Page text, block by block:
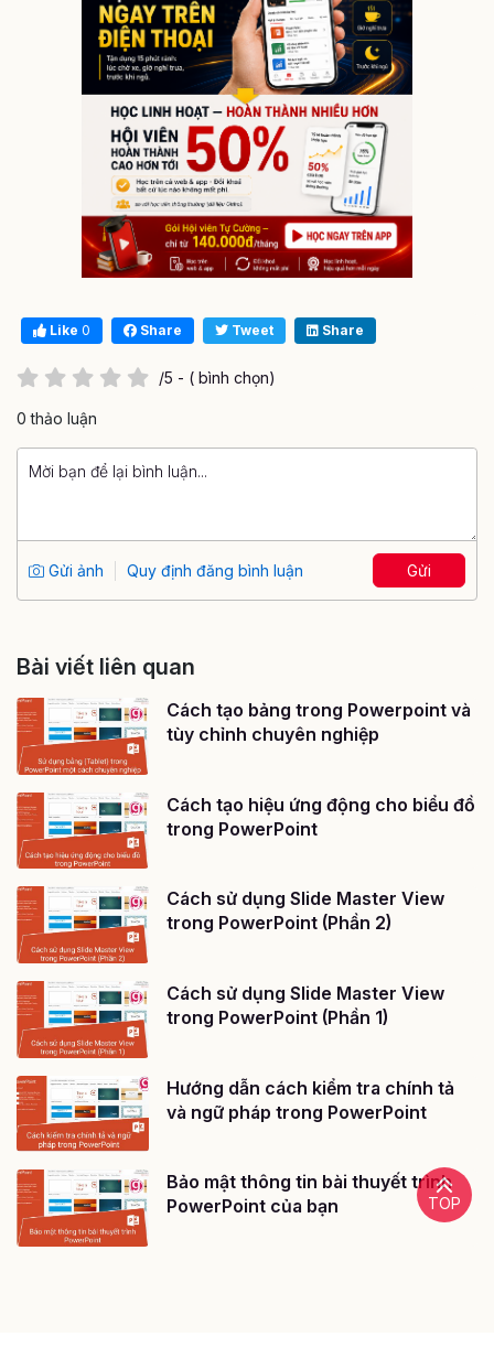
Like 0 Share Tweet Share
/5 - ( bình chọn)
0 thảo luận
Gửi ảnh Quy định đăng bình luận Gửi
Bài viết liên quan
Cách tạo bảng trong Powerpoint và
tùy chỉnh chuyên nghiệp
Cách tạo hiệu ứng động cho biểu đồ
trong PowerPoint
Cách sử dụng Slide Master View
trong PowerPoint (Phần 2)
Cách sử dụng Slide Master View
trong PowerPoint (Phần 1)
Hướng dẫn cách kiểm tra chính tả
và ngữ pháp trong PowerPoint
Bảo mật thông tin bài thuyết trình
PowerPoint của bạn
TOP